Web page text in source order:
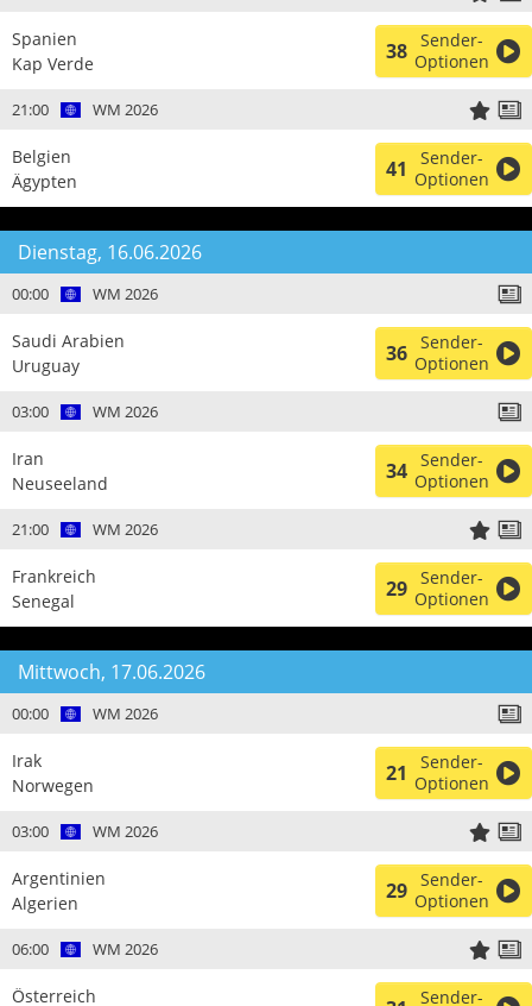
Spanien
Kap Verde
38 Sender-
Optionen
21:00 WM 2026
Belgien
Ägypten
41
Sender-
Optionen
Dienstag, 16.06.2026
00:00 WM 2026
Saudi Arabien
Uruguay
36 Sender-
Optionen
03:00 WM 2026
Iran
Neuseeland
34 Sender-
Optionen
21:00 WM 2026
Frankreich
Senegal
29 Sender-
Optionen
Mittwoch, 17.06.2026
00:00 WM 2026
Irak
Norwegen
21
Sender-
Optionen
03:00 WM 2026
Argentinien
Algerien
29 Sender-
Optionen
06:00 WM 2026
Österreich
Sender-